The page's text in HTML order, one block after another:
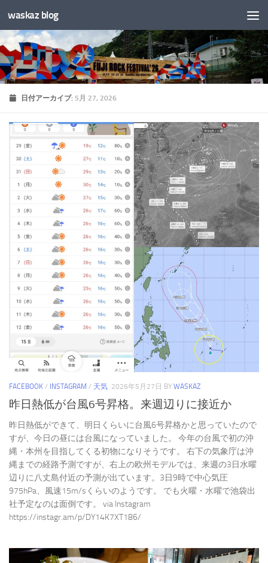
コンテンツへスキップ
waskaz blog
日付アーカイブ: 5月 27, 2026
FACEBOOK / INSTAGRAM / 天気 2026年5月27日 BY WASKAZ
昨日熱低が台風6号昇格。来週辺りに接近か
昨日熱低ができて、明日くらいに台風6号昇格かと思っていたので
すが、今日の昼には台風になっていました。 今年の台風で初の沖
縄・本州を目指してくる初物になりそうです。 右下の気象庁は沖
縄までの経路予測ですが、右上の欧州モデルでは、来週の3日水曜
辺りに八丈島付近の予測が出ています。3日9時で中心気圧
975hPa、風速15m/sくらいのようです。 でも火曜・水曜で池袋出
社予定なのは面倒です。 via Instagram
https://instagr.am/p/DY14K7XT186/